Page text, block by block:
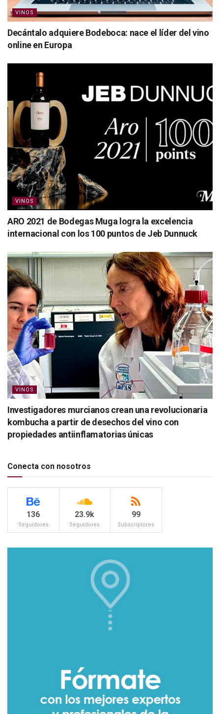
VINOS
Decántalo adquiere Bodeboca: nace el líder del vino
online en Europa
VINOS
ARO 2021 de Bodegas Muga logra la excelencia
internacional con los 100 puntos de Jeb Dunnuck
VINOS
Investigadores murcianos crean una revolucionaria
kombucha a partir de desechos del vino con
propiedades antiinflamatorias únicas
Conecta con nosotros
136
Seguidores
23.9k
Seguidores
99
Subscriptores